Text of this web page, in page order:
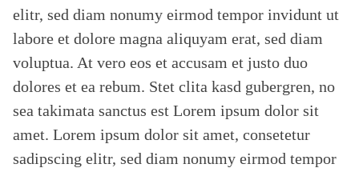
elitr, sed diam nonumy eirmod tempor invidunt ut
labore et dolore magna aliquyam erat, sed diam
voluptua. At vero eos et accusam et justo duo
dolores et ea rebum. Stet clita kasd gubergren, no
sea takimata sanctus est Lorem ipsum dolor sit
amet. Lorem ipsum dolor sit amet, consetetur
sadipscing elitr, sed diam nonumy eirmod tempor